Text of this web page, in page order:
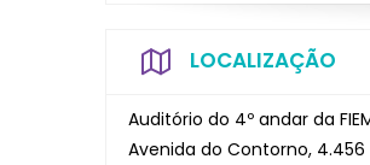
LOCALIZAÇÃO
Auditório do 4º andar da
Avenida do Contorno,